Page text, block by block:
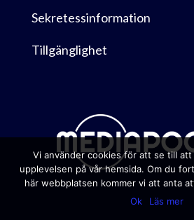
Sekretessinformation
Tillgänglighet
Vi använder cookies för att se till
upplevelsen på vår hemsida. Om du
här webbplatsen kommer vi att anta
Ok
Läs mer